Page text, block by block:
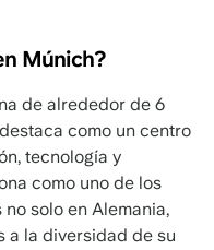
Múnich?
de alrededor de 6
como un centro
tecnología y
como uno de los
solo en Alemania,
a la diversidad de su